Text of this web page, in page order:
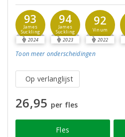
93
James
Suckling
2024
94
James
Suckling
2023
92
Vinum
2022
Toon meer onderscheidingen
Op verlanglijst
26,95 per fles
Fles